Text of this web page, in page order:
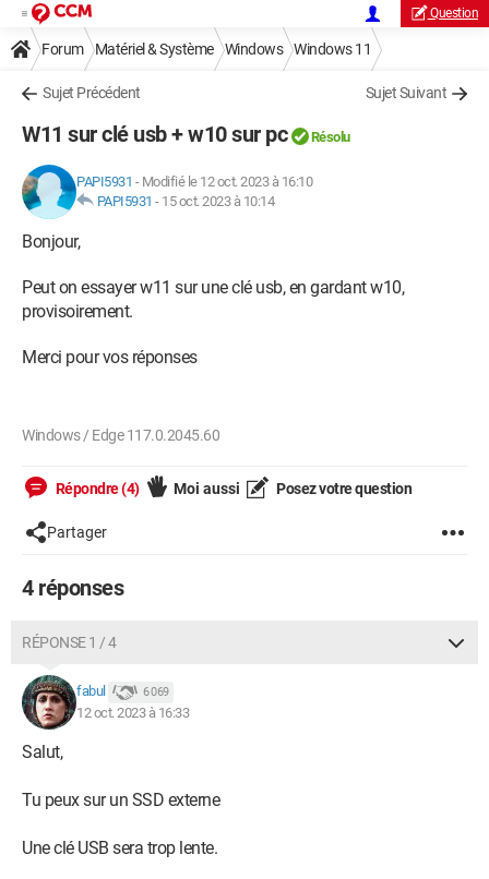
Question
Forum Matériel & Système Windows Windows 11
Sujet Précédent Sujet Suivant
W11 sur clé usb + w10 sur pc Résolu
PAPI5931 - Modifié le 12 oct. 2023 à 16:10
PAPI5931 - 15 oct. 2023 à 10:14
Bonjour,
Peut on essayer w11 sur une clé usb, en gardant w10,
provisoirement.
Merci pour vos réponses
Windows / Edge 117.0.2045.60
Répondre (4) Moi aussi Posez votre question
Partager
4 réponses
RÉPONSE 1 / 4
fabul 6 069
12 oct. 2023 à 16:33
Salut,
Tu peux sur un SSD externe
Une clé USB sera trop lente.